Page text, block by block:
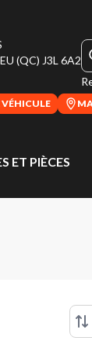
(QC) J3L 6A2
VÉHICULE
ET PIÈCES